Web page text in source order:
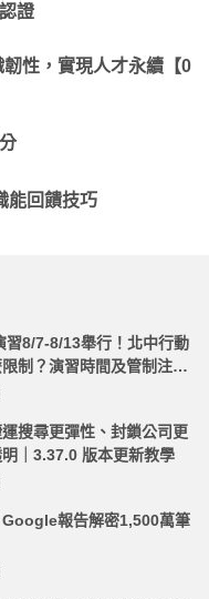
證
性，實現人才永續【0
能回饋技巧
習8/7-8/13舉行！北中行動
制？演習時間及管制注意
搜尋更彈性、封鎖公司更
｜3.37.0 版本更新教學
報告解密1,500萬筆